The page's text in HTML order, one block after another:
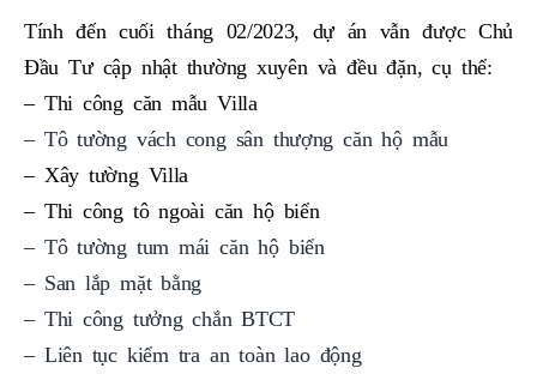
Tính đến cuối tháng 02/2023, dự án vẫn được Chủ
Đầu Tư cập nhật thường xuyên và đều đặn, cụ thể:
– Thi công căn mẫu Villa
– Tô tường vách cong sân thượng căn hộ mẫu
– Xây tường Villa
– Thi công tô ngoài căn hộ biển
– Tô tường tum mái căn hộ biển
– San lắp mặt bằng
– Thi công tưởng chắn BTCT
– Liên tục kiểm tra an toàn lao động